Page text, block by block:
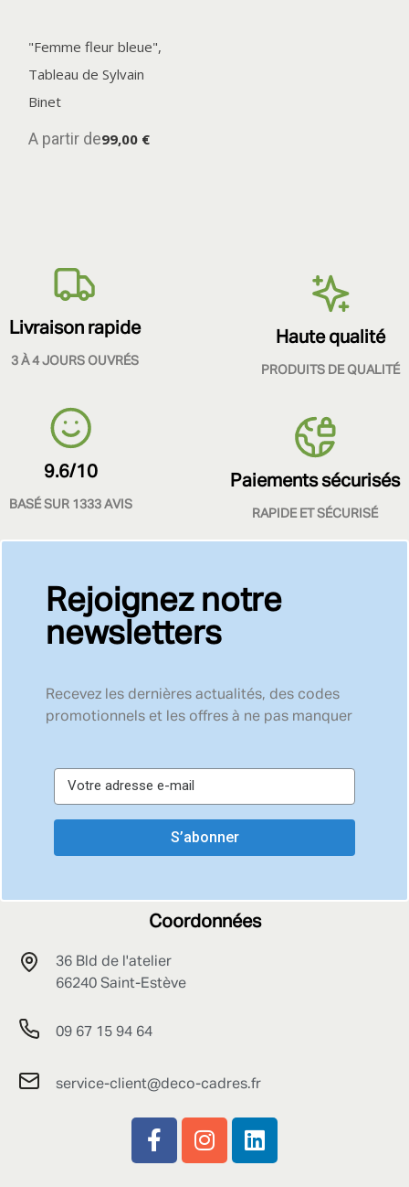
"Femme fleur bleue",
Tableau de Sylvain
Binet
A partir de99,00 €
Livraison rapide
3 À 4 JOURS OUVRÉS
Haute qualité
PRODUITS DE QUALITÉ
9.6/10
BASÉ SUR 1333 AVIS
Paiements sécurisés
RAPIDE ET SÉCURISÉ
Rejoignez notre
newsletters
Recevez les dernières actualités, des codes
promotionnels et les offres à ne pas manquer
S’abonner
Coordonnées
36 Bld de l'atelier
66240 Saint-Estève
09 67 15 94 64
service-client@deco-cadres.fr